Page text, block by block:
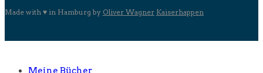
Made with ♥ in Hamburg by Oliver Wagner Kaiserhappen
Meine Bücher